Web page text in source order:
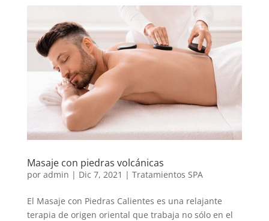
Masaje con piedras volcánicas
por admin | Dic 7, 2021 | Tratamientos SPA
El Masaje con Piedras Calientes es una relajante
terapia de origen oriental que trabaja no sólo en el